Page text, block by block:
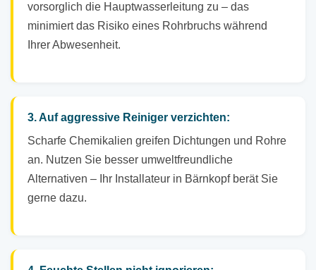
vorsorglich die Hauptwasserleitung zu – das
minimiert das Risiko eines Rohrbruchs während
Ihrer Abwesenheit.
3. Auf aggressive Reiniger verzichten:
Scharfe Chemikalien greifen Dichtungen und Rohre
an. Nutzen Sie besser umweltfreundliche
Alternativen – Ihr Installateur in Bärnkopf berät Sie
gerne dazu.